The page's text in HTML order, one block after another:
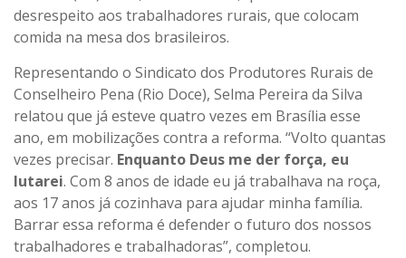
desrespeito aos trabalhadores rurais, que colocam
comida na mesa dos brasileiros.
Representando o Sindicato dos Produtores Rurais de
Conselheiro Pena (Rio Doce), Selma Pereira da Silva
relatou que já esteve quatro vezes em Brasília esse
ano, em mobilizações contra a reforma. “Volto quantas
vezes precisar. Enquanto Deus me der força, eu
lutarei. Com 8 anos de idade eu já trabalhava na roça,
aos 17 anos já cozinhava para ajudar minha família.
Barrar essa reforma é defender o futuro dos nossos
trabalhadores e trabalhadoras”, completou.